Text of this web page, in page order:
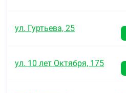
G, Streptococcus
pneumoniae peni I/S/R
резистентные),
streptococci peni-S/R
ул. Гуртьева, 25
ул. 10 лет Октября, 175